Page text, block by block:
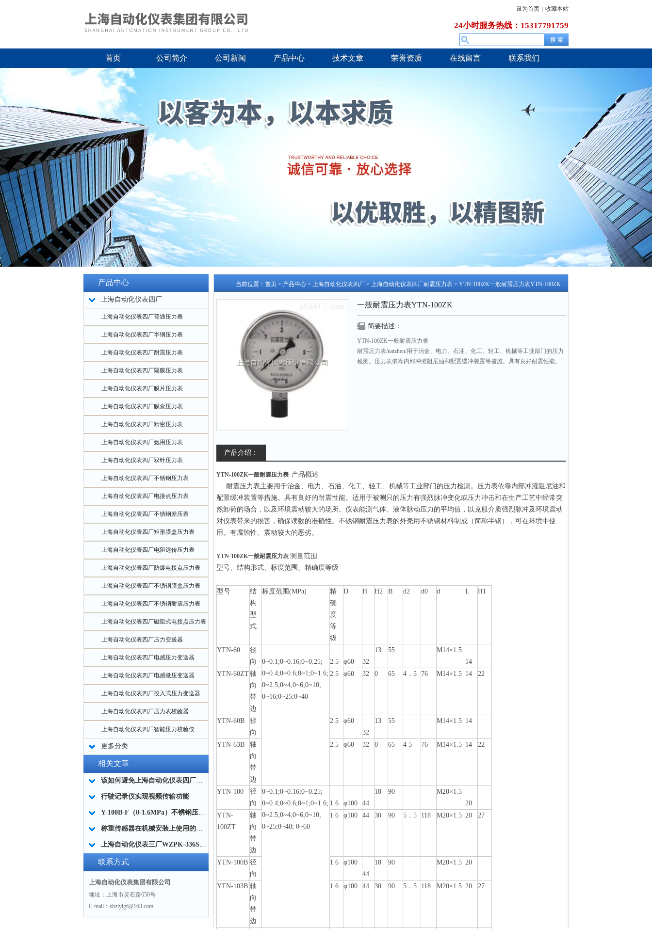
设为首页 | 收藏本站
24小时服务热线：15317791759
首页 公司简介 公司新闻 产品中心 技术文章 荣誉资质 在线留言 联系我们
产品中心
上海自动化仪表四厂
上海自动化仪表四厂普通压力表
上海自动化仪表四厂半钢压力表
上海自动化仪表四厂耐震压力表
上海自动化仪表四厂隔膜压力表
上海自动化仪表四厂膜片压力表
上海自动化仪表四厂膜盒压力表
上海自动化仪表四厂精密压力表
上海自动化仪表四厂氨用压力表
上海自动化仪表四厂双针压力表
上海自动化仪表四厂不锈钢压力表
上海自动化仪表四厂电接点压力表
上海自动化仪表四厂不锈钢差压表
上海自动化仪表四厂矩形膜盒压力表
上海自动化仪表四厂电阻远传压力表
上海自动化仪表四厂防爆电接点压力表
上海自动化仪表四厂不锈钢膜盒压力表
上海自动化仪表四厂不锈钢耐震压力表
上海自动化仪表四厂磁阻式电接点压力表
上海自动化仪表四厂压力变送器
上海自动化仪表四厂电感压力变送器
上海自动化仪表四厂电感微压变送器
上海自动化仪表四厂投入式压力变送器
上海自动化仪表四厂压力表校验器
上海自动化仪表四厂智能压力校验仪
更多分类
相关文章
该如何避免上海自动化仪表四厂耐震压力表的丈量误差？
行驶记录仪实现视频传输功能
Y-100B-F（0-1.6MPa）不锈钢压力表工作原理
称重传感器在机械安装上使用的注意事项
上海自动化仪表三厂WZPK-336S/WZPK2-336S铠装热电阻
联系方式
上海自动化仪表集团有限公司
地址：上海市灵石路650号
E-mail：shziyigf@163.com
当前位置： 首页 > 产品中心 > 上海自动化仪表四厂 > 上海自动化仪表四厂耐震压力表 > YTN-100ZK一般耐震压力表YTN-100ZK
一般耐震压力表YTN-100ZK
简要描述：
YTN-100ZK一般耐震压力表
耐震压力表/naizhen/用于治金、电力、石油、化工、轻工、机械等工业部门的压力
检测。压力表依靠内部冲灌阻尼油和配置缓冲装置等措施。具有良好耐震性能。
产品介绍：
YTN-100ZK一般耐震压力表 产品概述
耐震压力表主要用于治金、电力、石油、化工、轻工、机械等工业部门的压力检测。压力表依靠内部冲灌阻尼油和
配置缓冲装置等措施。具有良好的耐震性能。适用于被测只的压力有强烈脉冲变化或压力冲击和在生产工艺中经常突
然卸荷的场合，以及环境震动较大的场所。仪表能测气体、液体脉动压力的平均值，以克服介质强烈脉冲及环境震动
对仪表带来的损害，确保读数的准确性。不锈钢耐震压力表的外壳用不锈钢材料制成（简称半钢），可在环境中使
用。有腐蚀性、震动较大的恶劣。
YTN-100ZK一般耐震压力表 测量范围
型号、结构形式、标度范围、精确度等级
型号
结
构
型
式
标度范围(MPa)
精
确
度
等
级
D H H2 B d2 d0 d L H1
YTN-60
径
向
0~0.1;0~0.16;0~0.25;
0~0.4;0~0.6;0~1;0~1.6;
0~2.5;0~4;0~6;0~10;
0~16;0~25;0~40
2.5 φ60 32
13 55 M14×1.5
14
YTN-60ZT轴
向
带
边
2.5 φ60 32 0 65 4．5 76 M14×1.5 14 22
YTN-60B
径
向
2.5
φ60
32
13 55 M14×1.5 14
YTN-63B
轴
向
带
边
2.5 φ60 32 0 65 4 5 76 M14×1.5 14 22
YTN-100
径
向
0~0.1;0~0.16;0~0.25;
0~0.4;0~0.6;0~1;0~1.6;
0~2.5;0~4;0~6;0~10;
0~25;0~40; 0~60
1.6 φ100 44
18 90 M20×1.5
20
YTN-
100ZT
轴
向
带
边
1.6 φ100 44 30 90 5．5 118 M20×1.5 20 27
YTN-100B 径
向
1.6
φ100
44
18 90 M20×1.5 20
YTN-103B 轴
向
带
边
1.6 φ100 44 30 90 5．5 118 M20×1.5 20 27